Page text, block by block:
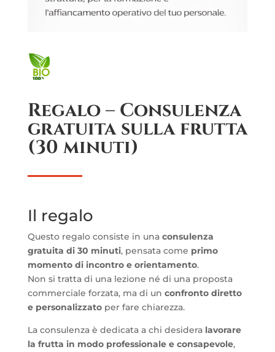
Regalo – Consulenza
gratuita sulla frutta
(30 minuti)
Il regalo
Questo regalo consiste in una consulenza
gratuita di 30 minuti, pensata come primo
momento di incontro e orientamento.
Non si tratta di una lezione né di una proposta
commerciale forzata, ma di un confronto diretto
e personalizzatoper fare chiarezza.
La consulenza è dedicata a chi desidera lavorare
la frutta in modo professionale e consapevole,